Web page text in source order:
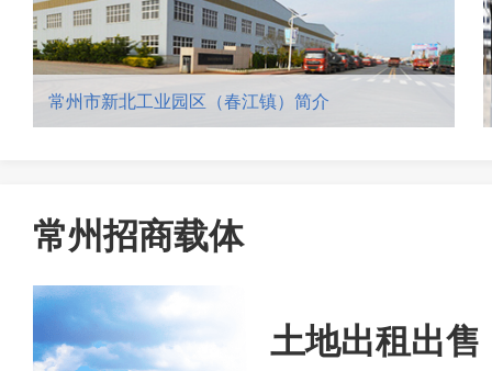
常州市新北工业园区（春江镇）简介
常州招商载体
土地出租出售